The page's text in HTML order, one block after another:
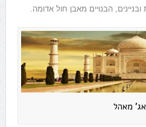
הבנויים מאבן חול אדומה.
מאהל